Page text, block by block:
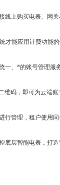
线上购买电表、网关
才能应用计费功能
一、*的账号管理服
码，即可为云端账
行管理，租户使用
底层智能电表，打造